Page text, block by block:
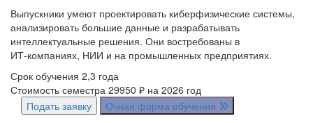
Выпускники умеют проектировать киберфизические системы,
анализировать большие данные и разрабатывать
интеллектуальные решения. Они востребованы в
ИТ‑компаниях, НИИ и на промышленных предприятиях.
Срок обучения 2,3 года
Стоимость семестра 29950 ₽ на 2026 год
Подать заявку
Очная форма обучения